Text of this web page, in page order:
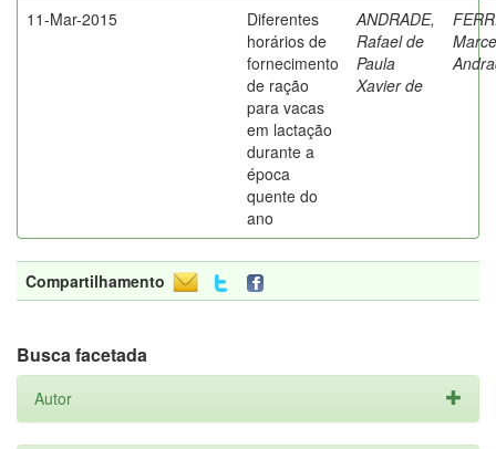
11-Mar-2015
Diferentes
horários de
fornecimento
de ração
para vacas
em lactação
durante a
época
quente do
ano
ANDRADE,
Rafael de
Paula
Xavier de
Compartilhamento
Busca facetada
Autor